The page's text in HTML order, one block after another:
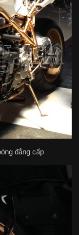
đẳng cấp